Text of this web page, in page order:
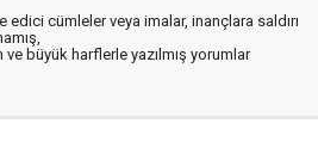
edici cümleler veya imalar, inançlara saldırı
büyük harflerle yazılmış yorumlar